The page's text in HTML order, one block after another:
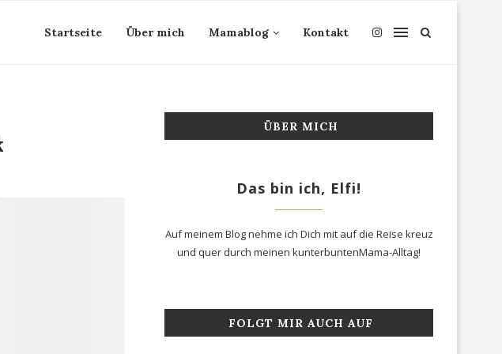
Startseite Über mich Mamablog Kontakt
ÜBER MICH
Das bin ich, Elfi!
Auf meinem Blog nehme ich Dich mit auf die Reise kreuz
und quer durch meinen kunterbuntenMama-Alltag!
FOLGT MIR AUCH AUF